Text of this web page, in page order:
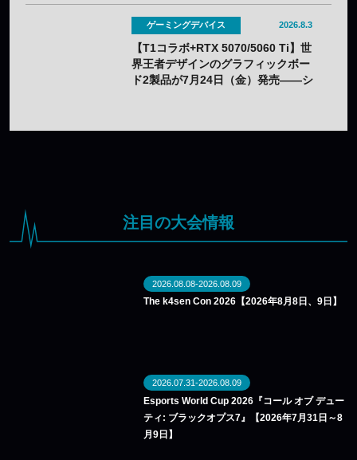
ゲーミングデバイス 2026.8.3
【T1コラボ+RTX 5070/5060 Ti】世
界王者デザインのグラフィックボー
ド2製品が7月24日（金）発売——シ
注目の大会情報
2026.08.08-2026.08.09
The k4sen Con 2026【2026年8月8日、9日】
2026.07.31-2026.08.09
Esports World Cup 2026『コール オブ デュー
ティ: ブラックオプス7』【2026年7月31日～8
月9日】